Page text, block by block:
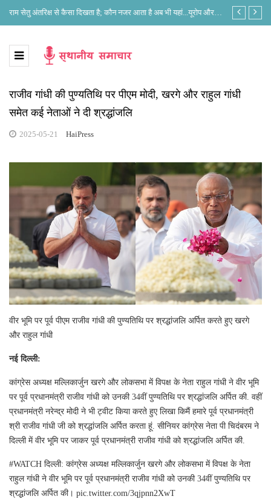
राम सेतु अंतरिक्ष से कैसा दिखता है; कौन नजर आता है अब भी यहां...यूरोप और
भारत के नजरिए में क्या है अंतर?
लोकसभा
राजीव गांधी की पुण्यतिथि पर पीएम मोदी, खरगे और राहुल गांधी
समेत कई नेताओं ने दी श्रद्धांजलि
2025-05-21 HaiPress
वीर भूमि पर पूर्व पीएम राजीव गांधी की पुण्यतिथि पर श्रद्धांजलि अर्पित करते हुए खरगे
और राहुल गांधी
नई दिल्ली:
कांग्रेस अध्यक्ष मल्लिकार्जुन खरगे और लोकसभा में विपक्ष के नेता राहुल गांधी ने वीर भूमि
पर पूर्व प्रधानमंत्री राजीव गांधी को उनकी 34वीं पुण्यतिथि पर श्रद्धांजलि अर्पित की. वहीं
प्रधानमंत्री नरेन्द्र मोदी ने भी ट्वीट किया करते हुए लिखा किमैं हमारे पूर्व प्रधानमंत्री
श्री राजीव गांधी जी को श्रद्धांजलि अर्पित करता हूं. सीनियर कांग्रेस नेता पी चिदंबरम ने
दिल्ली में वीर भूमि पर जाकर पूर्व प्रधानमंत्री राजीव गांधी को श्रद्धांजलि अर्पित की.
#WATCH दिल्ली: कांग्रेस अध्यक्ष मल्लिकार्जुन खरगे और लोकसभा में विपक्ष के नेता
राहुल गांधी ने वीर भूमि पर पूर्व प्रधानमंत्री राजीव गांधी को उनकी 34वीं पुण्यतिथि पर
श्रद्धांजलि अर्पित की। pic.twitter.com/3qjpnn2XwT